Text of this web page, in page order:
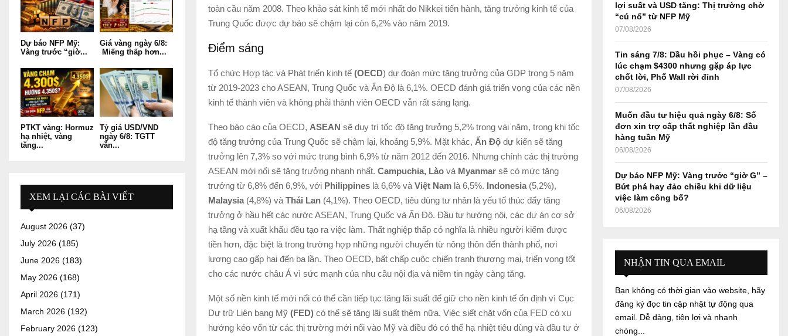
toàn cầu năm 2008. Theo khảo sát kinh tế mới nhất do Nikkei tiến hành, tăng trưởng kinh tế của
Trung Quốc được dự báo sẽ chậm lại còn 6,2% vào năm 2019.
Điểm sáng
Tổ chức Hợp tác và Phát triển kinh tế (OECD) dự đoán mức tăng trưởng của GDP trong 5 năm
từ 2019-2023 cho ASEAN, Trung Quốc và Ấn Độ là 6,1%. OECD đánh giá triển vọng của các nền
kinh tế thành viên và không phải thành viên OECD vẫn rất sáng lạng.
Theo báo cáo của OECD, ASEAN sẽ duy trì tốc độ tăng trưởng 5,2% trong vài năm, trong khi tốc
độ tăng trưởng của Trung Quốc sẽ chậm lại, khoảng 5,9%. Mặt khác, Ấn Độ dự kiến sẽ tăng
trưởng lên 7,3% so với mức trung bình 6,9% từ năm 2012 đến 2016. Nhưng chính các thị trường
ASEAN mới nổi sẽ tăng trưởng nhanh nhất. Campuchia, Lào và Myanmar sẽ có mức tăng
trưởng từ 6,8% đến 6,9%, với Philippines là 6,6% và Việt Nam là 6,5%. Indonesia (5,2%),
Malaysia (4,8%) và Thái Lan (4,1%). Theo OECD, tiêu dùng tư nhân là yếu tố thúc đẩy tăng
trưởng ở hầu hết các nước ASEAN, Trung Quốc và Ấn Độ. Đầu tư hướng nội, các dự án cơ sở
hạ tầng và xuất khẩu đều tạo ra việc làm. Thất nghiệp thấp có nghĩa là nhiều người kiếm được
tiền hơn, đặc biệt là trong trường hợp những người chuyển từ nông thôn đến thành phố, nơi
lương cao gấp hai đến ba lần. Theo OECD, bất chấp cuộc chiến tranh thương mại, triển vọng tốt
cho các nước châu Á vì sức mạnh của nhu cầu nội địa và niềm tin ngày càng tăng.
Một số nền kinh tế mới nổi có thể cần tiếp tục tăng lãi suất để giữ cho nền kinh tế ổn định vì Cục
Dự trữ Liên bang Mỹ (FED) có thể sẽ tăng lãi suất thêm nữa. Việc siết chặt vốn của FED có xu
hướng kéo vốn từ các thị trường mới nổi vào Mỹ và điều đó có thể hạ nhiệt tiêu dùng và đầu tư ở
Dự báo NFP Mỹ:
Vàng trước “giờ...
Giá vàng ngày 6/8:
Miếng thấp hơn...
PTKT vàng: Hormuz
hạ nhiệt, vàng
tăng...
Tỷ giá USD/VND
ngày 6/8: TGTT
vẫn...
XEM LẠI CÁC BÀI VIẾT
August 2026 (37)
July 2026 (185)
June 2026 (183)
May 2026 (168)
April 2026 (171)
March 2026 (192)
February 2026 (123)
lợi suất và USD tăng: Thị trường chờ
“cú nổ” từ NFP Mỹ
07/08/2026
Tin sáng 7/8: Dầu hồi phục – Vàng có
lúc chạm $4300 nhưng gặp áp lực
chốt lời, Phố Wall rời đỉnh
07/08/2026
Muốn đầu tư hiệu quả ngày 6/8: Số
đơn xin trợ cấp thất nghiệp lần đầu
hàng tuần Mỹ
06/08/2026
Dự báo NFP Mỹ: Vàng trước “giờ G” –
Bứt phá hay đảo chiều khi dữ liệu
việc làm công bố?
06/08/2026
NHẬN TIN QUA EMAIL
Bạn không có thời gian vào website, hãy
đăng ký đọc tin cập nhật tự động qua
email. Dễ dàng, tiện lợi và nhanh
chóng...